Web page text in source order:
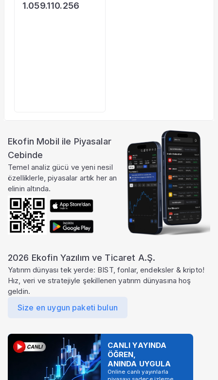
1.059.110.256
Ekofin Mobil ile Piyasalar
Cebinde
Temel analiz gücü ve yeni nesil
özelliklerle, piyasalar artık her an
elinin altında.
2026 Ekofin Yazılım ve Ticaret A.Ş.
Yatırım dünyası tek yerde: BIST, fonlar, endeksler & kripto!
Hız, veri ve stratejiyle şekillenen yatırım dünyasına hoş
geldin.
Size en uygun paketi bulun
CANLI YAYINDA
ÖĞREN,
ANINDA UYGULA
Online canlı yayınlarla